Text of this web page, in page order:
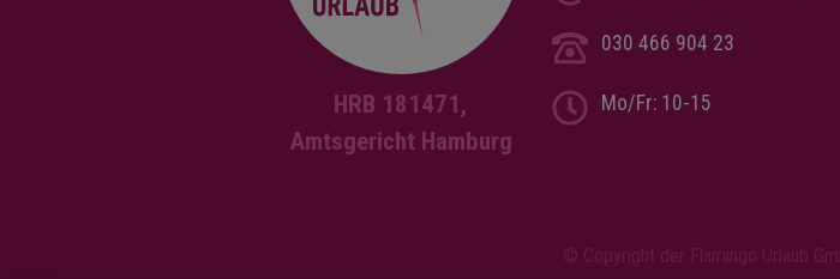
Im Preis inbegriffen:
Transport zum/vom Hotel
Englischer Führer
Eintritt zum alten Sklavenmarkt.
(Mittagessen nicht inbegriffen)
HRB 181471,
Amtsgericht Hamburg
030 466 904 23
Mo/Fr: 10-15